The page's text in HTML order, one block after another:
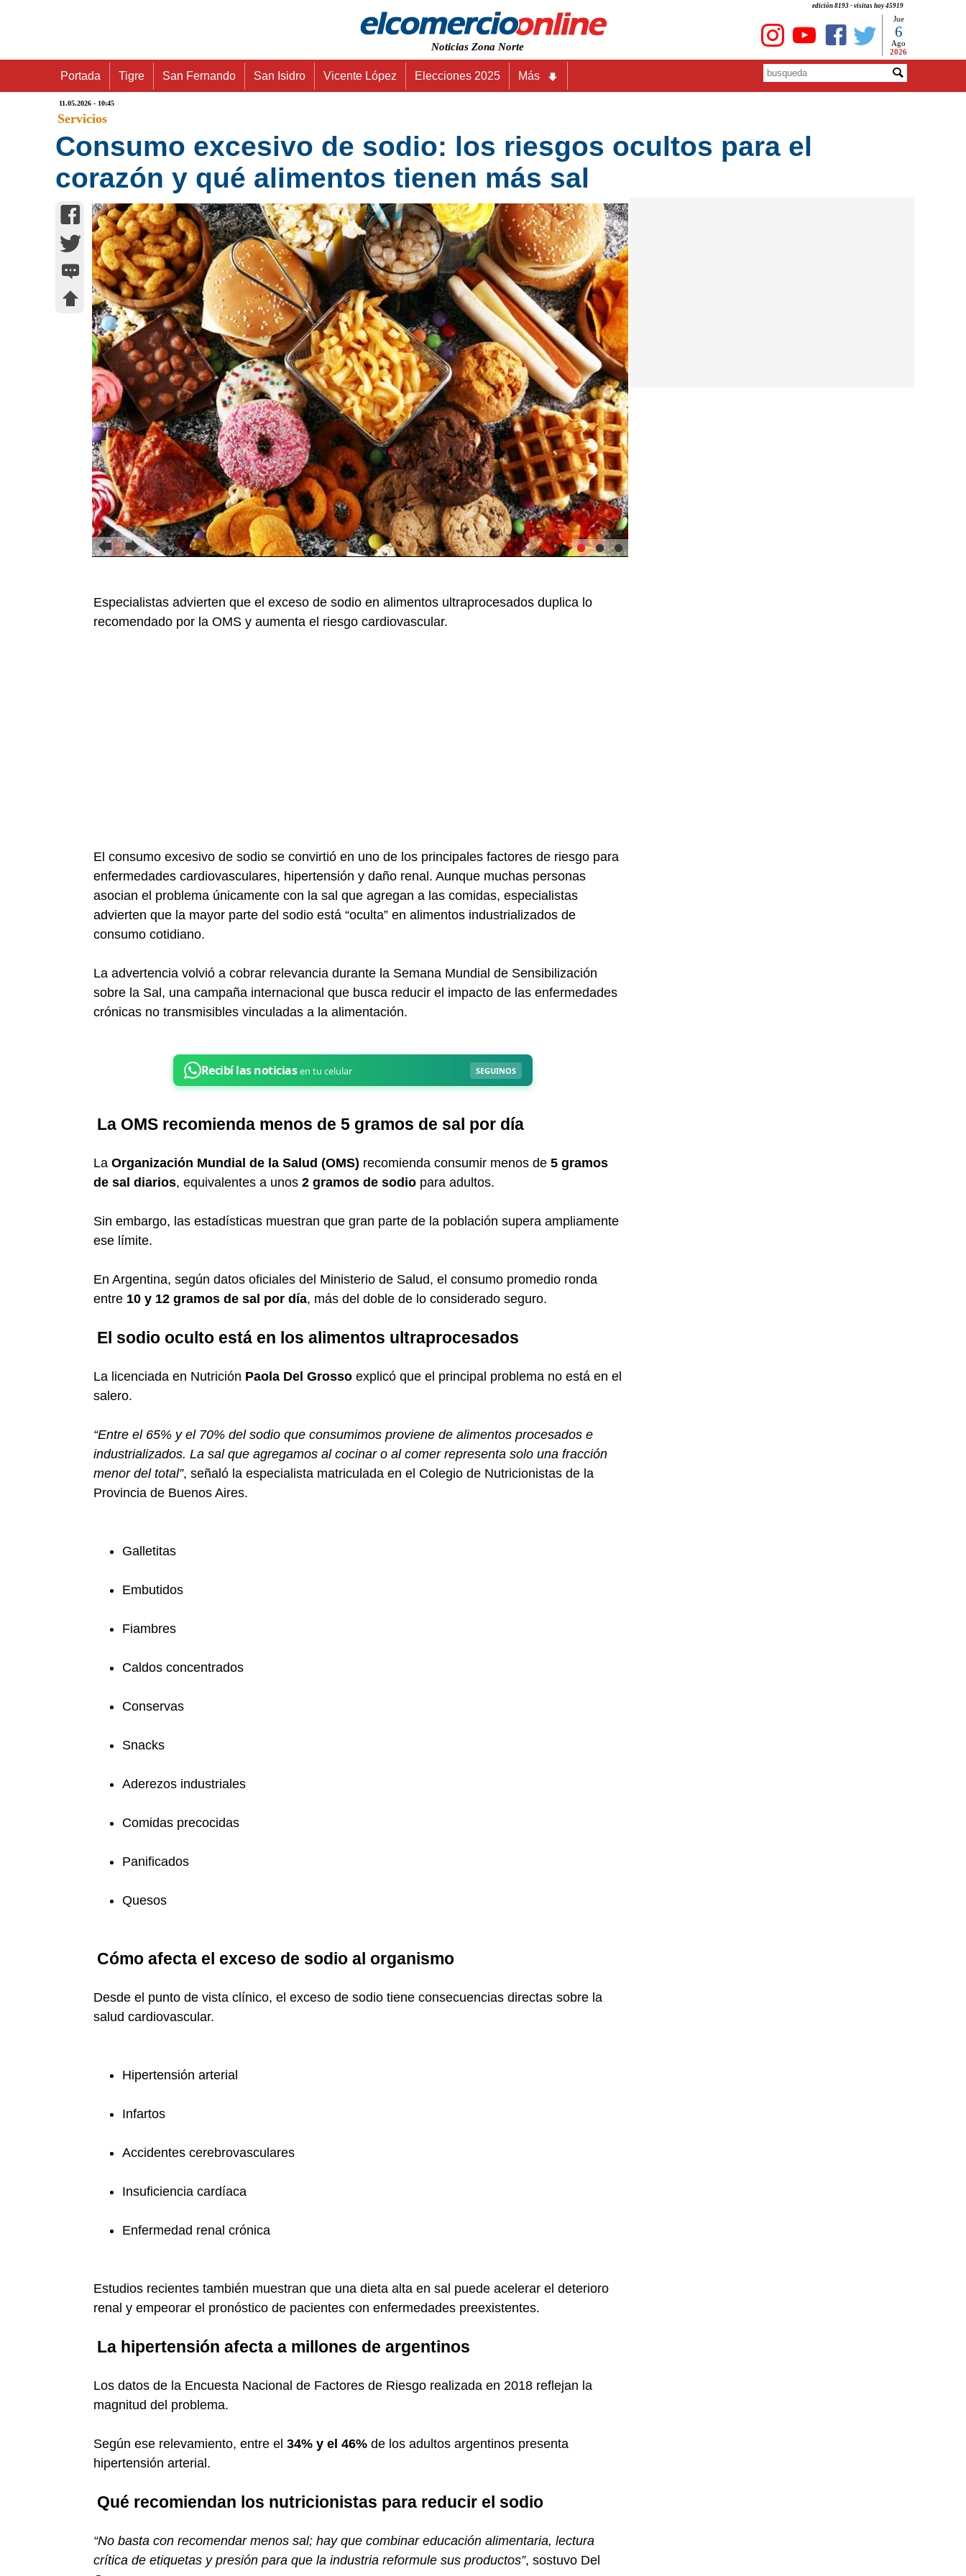
edición 8193 - visitas hoy 45919
Noticias Zona Norte
Jue
6
Ago
2026
Portada Tigre San Fernando San Isidro Vicente López Elecciones 2025 Más
11.05.2026 - 10:45
Servicios
Consumo excesivo de sodio: los riesgos ocultos para el
corazón y qué alimentos tienen más sal
Especialistas advierten que el exceso de sodio en alimentos ultraprocesados duplica lo
recomendado por la OMS y aumenta el riesgo cardiovascular.
El consumo excesivo de sodio se convirtió en uno de los principales factores de riesgo para
enfermedades cardiovasculares, hipertensión y daño renal. Aunque muchas personas
asocian el problema únicamente con la sal que agregan a las comidas, especialistas
advierten que la mayor parte del sodio está “oculta” en alimentos industrializados de
consumo cotidiano.
La advertencia volvió a cobrar relevancia durante la Semana Mundial de Sensibilización
sobre la Sal, una campaña internacional que busca reducir el impacto de las enfermedades
crónicas no transmisibles vinculadas a la alimentación.
La OMS recomienda menos de 5 gramos de sal por día
La Organización Mundial de la Salud (OMS) recomienda consumir menos de 5 gramos
de sal diarios, equivalentes a unos 2 gramos de sodio para adultos.
Sin embargo, las estadísticas muestran que gran parte de la población supera ampliamente
ese límite.
En Argentina, según datos oficiales del Ministerio de Salud, el consumo promedio ronda
entre 10 y 12 gramos de sal por día, más del doble de lo considerado seguro.
El sodio oculto está en los alimentos ultraprocesados
La licenciada en Nutrición Paola Del Grosso explicó que el principal problema no está en el
salero.
“Entre el 65% y el 70% del sodio que consumimos proviene de alimentos procesados e
industrializados. La sal que agregamos al cocinar o al comer representa solo una fracción
menor del total”, señaló la especialista matriculada en el Colegio de Nutricionistas de la
Provincia de Buenos Aires.
Galletitas
Embutidos
Fiambres
Caldos concentrados
Conservas
Snacks
Aderezos industriales
Comidas precocidas
Panificados
Quesos
Cómo afecta el exceso de sodio al organismo
Desde el punto de vista clínico, el exceso de sodio tiene consecuencias directas sobre la
salud cardiovascular.
Hipertensión arterial
Infartos
Accidentes cerebrovasculares
Insuficiencia cardíaca
Enfermedad renal crónica
Estudios recientes también muestran que una dieta alta en sal puede acelerar el deterioro
renal y empeorar el pronóstico de pacientes con enfermedades preexistentes.
La hipertensión afecta a millones de argentinos
Los datos de la Encuesta Nacional de Factores de Riesgo realizada en 2018 reflejan la
magnitud del problema.
Según ese relevamiento, entre el 34% y el 46% de los adultos argentinos presenta
hipertensión arterial.
Qué recomiendan los nutricionistas para reducir el sodio
“No basta con recomendar menos sal; hay que combinar educación alimentaria, lectura
crítica de etiquetas y presión para que la industria reformule sus productos”, sostuvo Del